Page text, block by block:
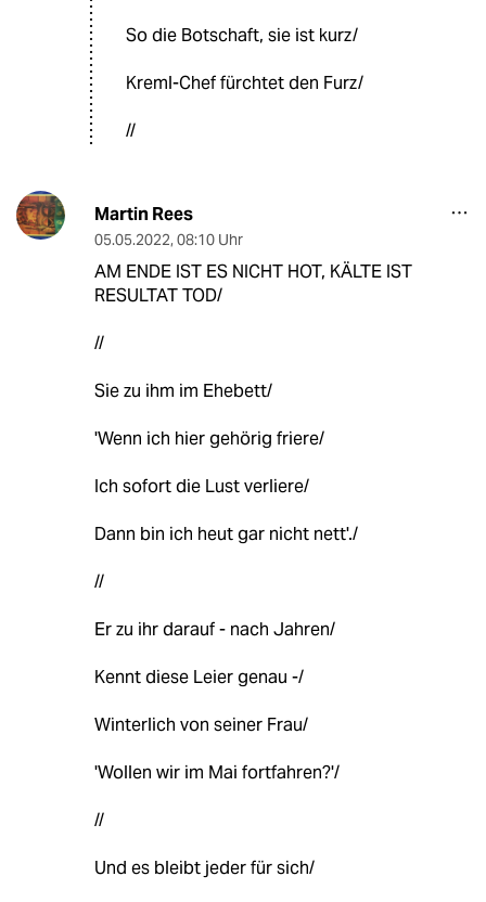
So die Botschaft, sie ist kurz/
Kreml-Chef fürchtet den Furz/
//
Martin Rees
05.05.2022, 08:10 Uhr
AM ENDE IST ES NICHT HOT, KÄLTE IST
RESULTAT TOD/
//
Sie zu ihm im Ehebett/
'Wenn ich hier gehörig friere/
Ich sofort die Lust verliere/
Dann bin ich heut gar nicht nett'./
//
Er zu ihr darauf - nach Jahren/
Kennt diese Leier genau -/
Winterlich von seiner Frau/
'Wollen wir im Mai fortfahren?'/
//
Und es bleibt jeder für sich/